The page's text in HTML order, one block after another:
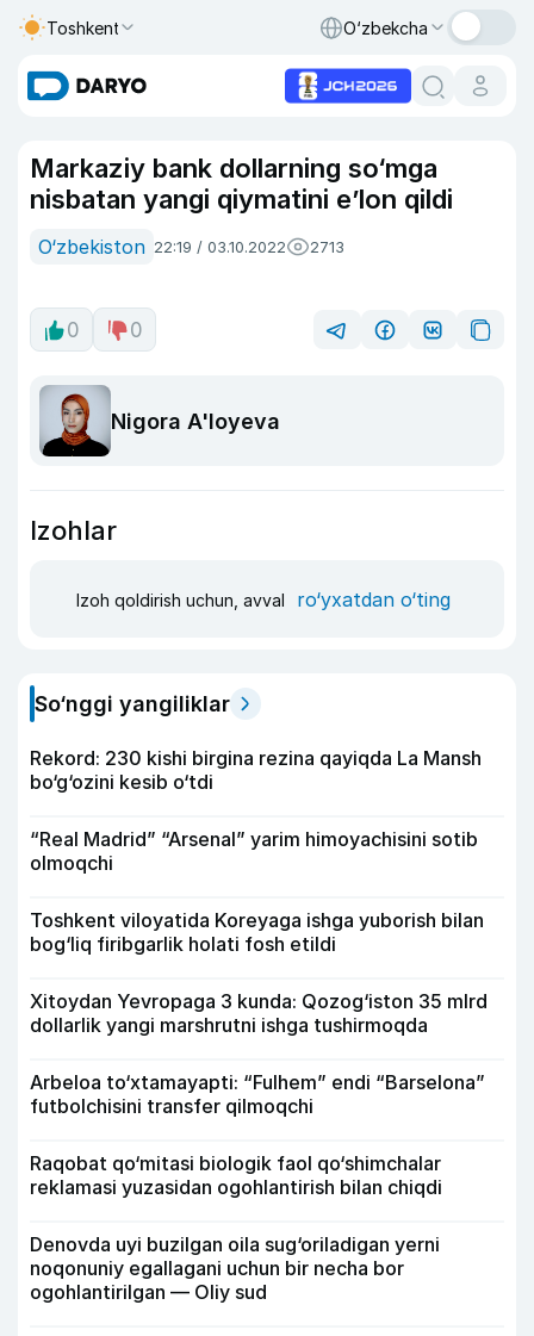
Toshkent O‘zbekcha
Markaziy bank dollarning so‘mga
nisbatan yangi qiymatini e’lon qildi
O‘zbekiston 22:19 / 03.10.2022 2713
0 0
Nigora A'loyeva
Izohlar
Izoh qoldirish uchun, avval ro‘yxatdan o‘ting
So‘nggi yangiliklar
Rekord: 230 kishi birgina rezina qayiqda La Mansh
bo‘g‘ozini kesib o‘tdi
“Real Madrid” “Arsenal” yarim himoyachisini sotib
olmoqchi
Toshkent viloyatida Koreyaga ishga yuborish bilan
bog‘liq firibgarlik holati fosh etildi
Xitoydan Yevropaga 3 kunda: Qozog‘iston 35 mlrd
dollarlik yangi marshrutni ishga tushirmoqda
Arbeloa to‘xtamayapti: “Fulhem” endi “Barselona”
futbolchisini transfer qilmoqchi
Raqobat qo‘mitasi biologik faol qo‘shimchalar
reklamasi yuzasidan ogohlantirish bilan chiqdi
Denovda uyi buzilgan oila sug‘oriladigan yerni
noqonuniy egallagani uchun bir necha bor
ogohlantirilgan — Oliy sud